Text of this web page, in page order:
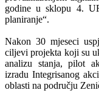
godine u sklopu 4.
planiranje“.
Nakon 30 mjeseci
ciljevi projekta koji su
analizu stanja, pilot
izradu Integrisanog
oblasti na području